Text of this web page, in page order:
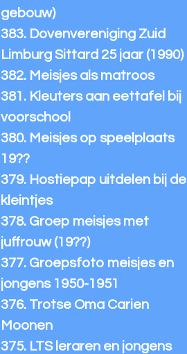
gebouw)
383. Dovenvereniging Zuid
Limburg Sittard 25 jaar (1990)
382. Meisjes als matroos
381. Kleuters aan eettafel bij
voorschool
380. Meisjes op speelplaats
19??
379. Hostiepap uitdelen bij de
kleintjes
378. Groep meisjes met
juffrouw (19??)
377. Groepsfoto meisjes en
jongens 1950-1951
376. Trotse Oma Carien
Moonen
375. LTS leraren en jongens